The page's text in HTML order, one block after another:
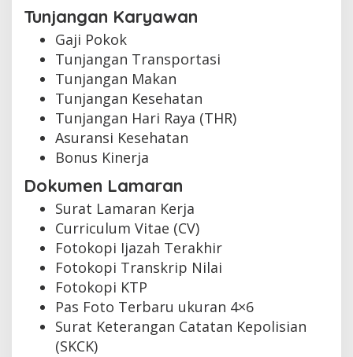
Tunjangan Karyawan
Gaji Pokok
Tunjangan Transportasi
Tunjangan Makan
Tunjangan Kesehatan
Tunjangan Hari Raya (THR)
Asuransi Kesehatan
Bonus Kinerja
Dokumen Lamaran
Surat Lamaran Kerja
Curriculum Vitae (CV)
Fotokopi Ijazah Terakhir
Fotokopi Transkrip Nilai
Fotokopi KTP
Pas Foto Terbaru ukuran 4×6
Surat Keterangan Catatan Kepolisian
(SKCK)